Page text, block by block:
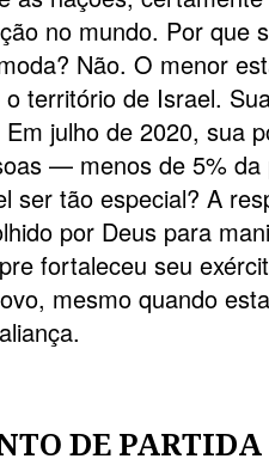
no mundo. Por que
Não. O menor
território de Israel.
Em julho de 2020, sua
— menos de 5% da
ser tão especial? A
por Deus para
fortaleceu seu
mesmo quando
DE PARTIDA